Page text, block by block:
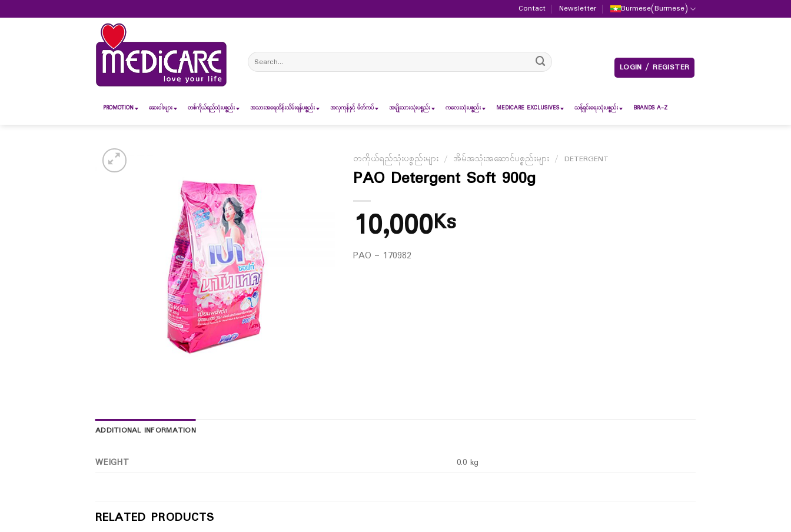
to
Contact Newsletter Burmese(Burmese)
Search
for:
LOGIN / REGISTER
PROMOTION ဆေး၀ါးများ တစ်ကိုယ်ရည်သုံးပစ္စည်း အသားအရေထိန်းသိမ်းရန်ပစ္စည်း အလှကုန်နှင့် မိတ်ကပ် အမျိုးသားသုံးပစ္စည်း ကလေးသုံးပစ္စည်း MEDICARE EXCLUSIVES သန့်ရှင်းရေးသုံးပစ္စည်း BRANDS A-Z
တကိုယ်ရည်သုံးပစ္စည်းများ / အိမ်အသုံးအဆောင်ပစ္စည်းများ / DETERGENT
PAO Detergent Soft 900g
10,000Ks
PAO – 170982
ADDITIONAL INFORMATION
WEIGHT 0.0 kg
RELATED PRODUCTS